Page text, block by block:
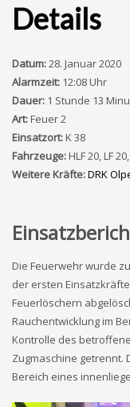
Details
Datum:28. Januar 2020
Alarmzeit: 12:08 Uhr
Dauer: 1 Stunde 13
Art:Feuer 2
Einsatzort:K 38
Fahrzeuge:HLF 20, LF
Weitere Kräfte:DRK
Die Feuerwehr wurde
der ersten
Feuerlöschern
Rauchentwicklung im
Kontrolle des
Zugmaschine getrennt.
Bereich eines